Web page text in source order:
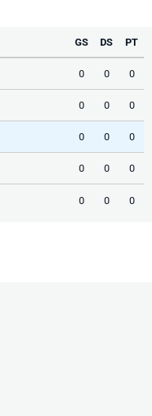
GS DS PT
0 0 0
0 0 0
0 0 0
0 0 0
0 0 0